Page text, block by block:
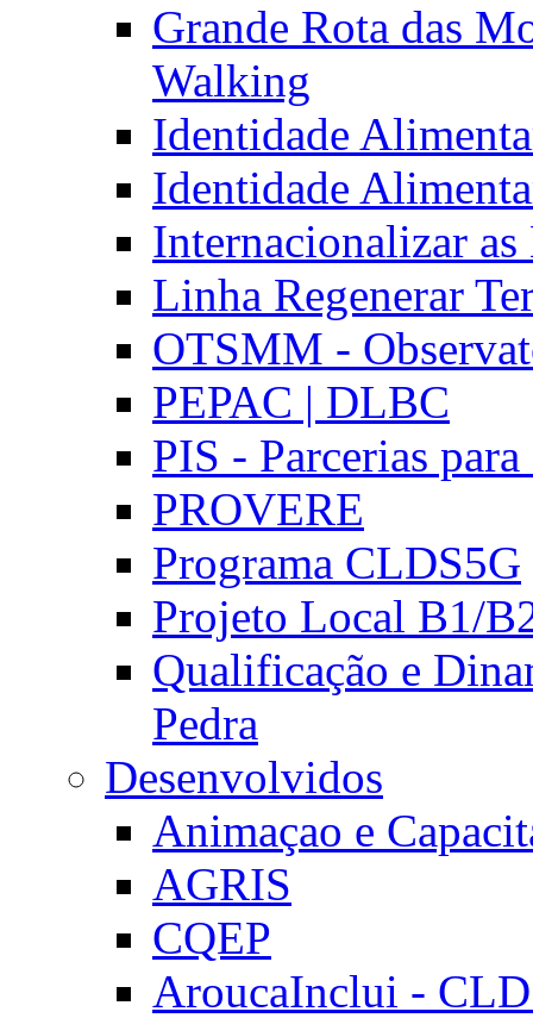
Grande Rota das
Walking
Identidade
Identidade
Internacionalizar
Linha Regenerar
OTSMM -
PEPAC | DLBC
PIS - Parcerias
PROVERE
Programa CLDS5G
Projeto Local B1/
Qualificação e
Pedra
Desenvolvidos
Animaçao e
AGRIS
CQEP
AroucaInclui -